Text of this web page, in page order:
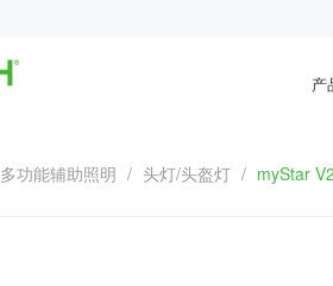
产
多功能辅助照明 / 头灯/头盔灯 / myStar